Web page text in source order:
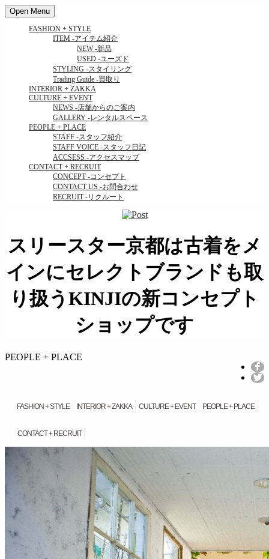
Open Menu
FASHION + STYLE
ITEM -アイテム紹介
NEW-新品
USED -ユーズド
STYLING -スタイリング
Trading Guide -買取り
INTERIOR + ZAKKA
CULTURE + EVENT
NEWS -店舗からのご案内
GALLERY -レンタルスペース
PEOPLE + PLACE
STAFF -スタッフ紹介
STAFF VOICE -スタッフ日記
ACCSESS -アクセスマップ
CONTACT + RECRUIT
CONCEPT-コンセプト
CONTACT US -お問合わせ
RECRUIT-リクルート
スリースター京都は古着をメ
インにセレクトブランドも取
り扱うKINJIの新コンセプト
ショップです
FASHION + STYLE INTERIOR + ZAKKA CULTURE + EVENT PEOPLE + PLACE
CONTACT + RECRUIT
займ на карту онлайн без отказа
PEOPLE + PLACE